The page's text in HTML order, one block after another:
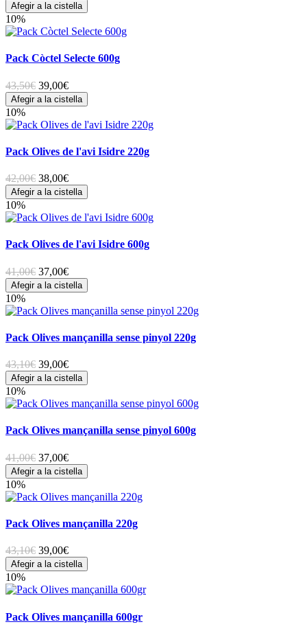
Afegir a la cistella
10%
Pack Còctel Selecte 600g
43,50€ 39,00€
Afegir a la cistella
10%
Pack Olives de l'avi Isidre 220g
42,00€ 38,00€
Afegir a la cistella
10%
Pack Olives de l'avi Isidre 600g
41,00€ 37,00€
Afegir a la cistella
10%
Pack Olives mançanilla sense pinyol 220g
43,10€ 39,00€
Afegir a la cistella
10%
Pack Olives mançanilla sense pinyol 600g
41,00€ 37,00€
Afegir a la cistella
10%
Pack Olives mançanilla 220g
43,10€ 39,00€
Afegir a la cistella
10%
Pack Olives mançanilla 600gr